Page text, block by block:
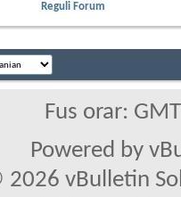
Reguli Forum
Fus orar:
Powered by
vBulletin